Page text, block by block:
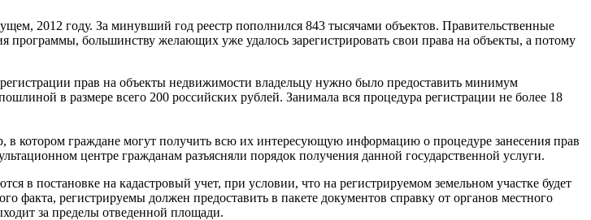
2012 году. За минувший год реестр пополнился 843 тысячами объектов. Правительственные
программы, большинству желающих уже удалось зарегистрировать свои права на объекты, а потому
прав на объекты недвижимости владельцу нужно было предоставить минимум
в размере всего 200 российских рублей. Занимала вся процедура регистрации не более 18
котором граждане могут получить всю их интересующую информацию о процедуре занесения прав
центре гражданам разъясняли порядок получения данной государственной услуги.
в постановке на кадастровый учет, при условии, что на регистрируемом земельном участке будет
факта, регистрируемы должен предоставить в пакете документов справку от органов местного
за пределы отведенной площади.